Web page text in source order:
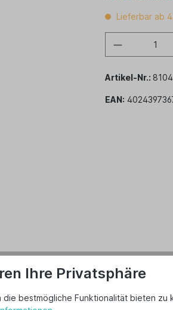
Lieferbar ab
Artikel-Nr.:
EAN:
BZ"
Ihre Privatsphäre
bestmögliche Funktionalität bieten zu